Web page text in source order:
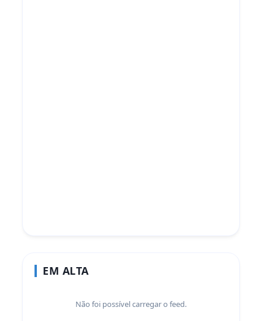
EM ALTA
Não foi possível carregar o feed.